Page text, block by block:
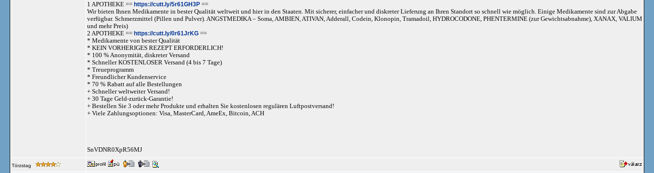
1 APOTHEKE == https://cutt.ly/5r61GH3P ==
Wir bieten Ihnen Medikamente in bester Qualität weltweit und hier in den Staaten. Mit sicherer, einfacher und diskreter Lieferung an Ihren Standort so schnell wie möglich. Einige Medikamente sind zur Abgabe
verfügbar. Schmerzmittel (Pillen und Pulver). ANGSTMEDIKA – Soma, AMBIEN, ATIVAN, Adderall, Codein, Klonopin, Tramadoil, HYDROCODONE, PHENTERMINE (zur Gewichtsabnahme), XANAX, VALIUM
und mehr Preis)
2 APOTHEKE == https://cutt.ly/0r61JrKG ==
* Medikamente von bester Qualität
* KEIN VORHERIGES REZEPT ERFORDERLICH!
* 100 % Anonymität, diskreter Versand
* Schneller KOSTENLOSER Versand (4 bis 7 Tage)
* Treueprogramm
* Freundlicher Kundenservice
* 70 % Rabatt auf alle Bestellungen
+ Schneller weltweiter Versand!
+ 30 Tage Geld-zurück-Garantie!
+ Bestellen Sie 3 oder mehr Produkte und erhalten Sie kostenlosen regulären Luftpostversand!
+ Viele Zahlungsoptionen: Visa, MasterCard, AmeEx, Bitcoin, ACH
SnVDNR0XpR56MJ
Törzstag